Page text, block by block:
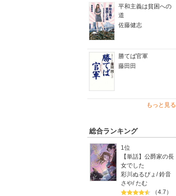
平和主義は貧困への
道
佐藤健志
勝てば官軍
藤田田
もっと見る
総合ランキング
1位
【単話】公爵家の長
女でした
彩川ぬるぴょ /鈴音
さや/たむ
（4.7）